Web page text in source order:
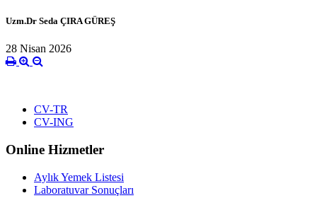
Uzm.Dr Seda ÇIRA GÜREŞ
28 Nisan 2026
CV-TR
CV-ING
Online Hizmetler
Aylık Yemek Listesi
Laboratuvar Sonuçları